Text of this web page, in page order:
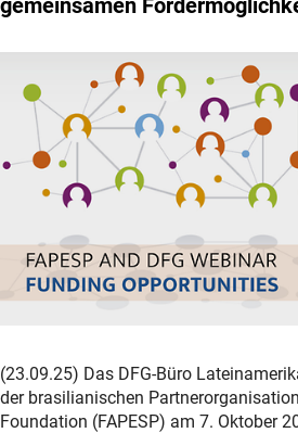
(23.09.25) Das DFG-Büro
der brasilianischen Partnerorganisation
Foundation (FAPESP) am 7. Oktober